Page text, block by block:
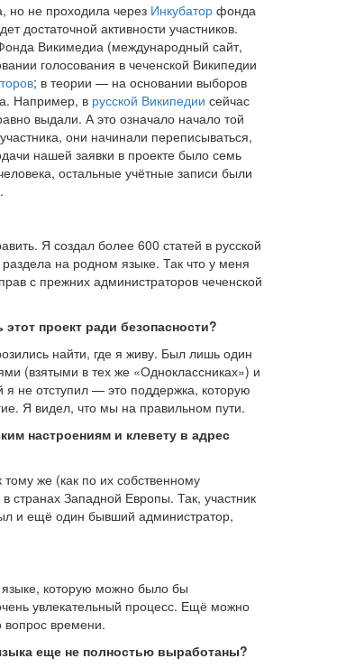
но не проходила через Инкубатор фонда
достаточной активности участников.
Викимедиа (международный сайт,
голосования в чеченской Википедии
; в теории — на основании выборов
Например, в русской Википедии сейчас
выдали. А это означало начало той
они начинали переписываться,
нашей заявки в проекте было семь
остальные учётные записи были
Я создал более 600 статей в русской
на родном языке. Так что у меня
с прежних администраторов чеченской
проект ради безопасности?
найти, где я живу. Был лишь один
(взятыми в тех же «Одноклассниках») и
не отступил — это поддержка, которую
Я видел, что мы на правильном пути.
настроениям и клевету в адрес
же (как по их собственному
странах Западной Европы. Так, участник
и ещё один бывший администратор,
языке, которую можно было бы
увлекательный процесс. Ещё можно
вопрос времени.
еще не полностью выработаны?